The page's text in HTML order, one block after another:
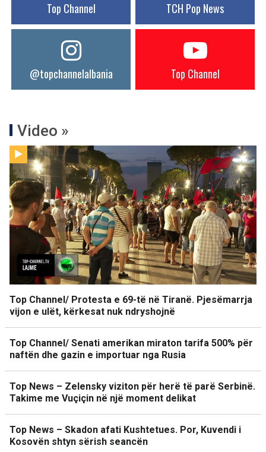
Top Channel TCH Pop News
@topchannelalbania Top Channel
Video »
Top Channel/ Protesta e 69-të në Tiranë. Pjesëmarrja
vijon e ulët, kërkesat nuk ndryshojnë
Top Channel/ Senati amerikan miraton tarifa 500% për
naftën dhe gazin e importuar nga Rusia
Top News – Zelensky viziton për herë të parë Serbinë.
Takime me Vuçiçin në një moment delikat
Top News – Skadon afati Kushtetues. Por, Kuvendi i
Kosovën shtyn sërish seancën